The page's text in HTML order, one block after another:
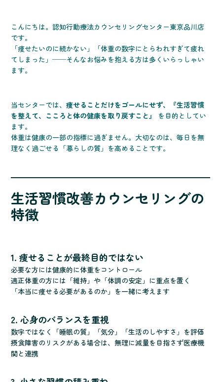
こんにちは。認知行動療法カウンセリングセンター東京品川店
です。
「痩せたいのに続かない」「体重の数字にとらわれすぎて疲れ
てしまった」──そんなお悩みを抱える方は多くいらっしゃい
ます。
当センターでは、痩せることだけをゴールにせず、『生活習慣
を整えて、こころと体の健康を取り戻すこと』
を目的としてい
ます。
体重は健康の一部の指標に過ぎません。大切なのは、毎日を無
理なく過ごせる「暮らしの質」を高めることです。
生活習慣改善カウンセリングの
特徴
1. 痩せることが最終目的ではない
必要な方には健康的に体重をコントロール
適正体重の方には「維持」や「体調の安定」に重点を置く
「本当に痩せる必要があるのか」を一緒に考えます
2. 心身のバランスを重視
数字ではなく「睡眠の質」「気分」「生活のしやすさ」を評価
摂食障害のリスクがある場合は、無理に減量を目指さず医療機
関と連携